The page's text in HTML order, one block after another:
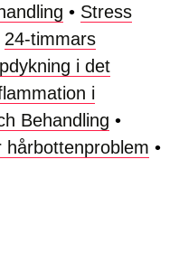
• Stress
24-timmars
i det
i
Behandling •
hårbottenproblem •